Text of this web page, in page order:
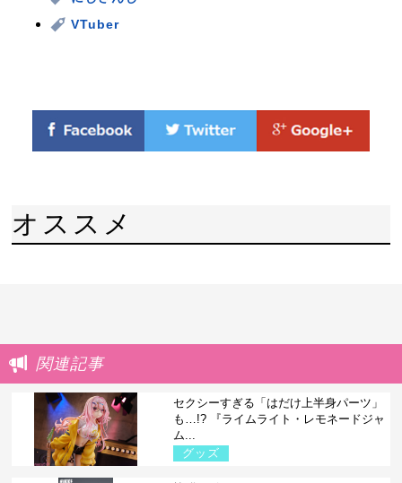
VTuber
オススメ
関連記事
セクシーすぎる「はだけ上半身パーツ」
も…!? 『ライムライト・レモネードジャ
ム...
グッズ